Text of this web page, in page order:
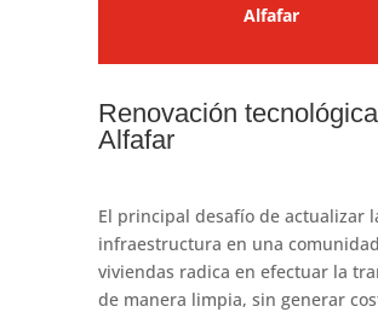
Alfafar
Renovación
Alfafar
El principal desafío de actualizar
infraestructura en una
viviendas radica en efectuar la
de manera limpia, sin generar